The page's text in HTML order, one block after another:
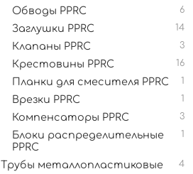
Обводы PPRC 6
Заглушки PPRC 14
Клапаны PPRC 3
Крестовины PPRC 16
Планки для смесителя PPRC 1
Врезки PPRC 1
Компенсаторы PPRC 3
Блоки распределительные
PPRC
1
Трубы металлопластиковые 4